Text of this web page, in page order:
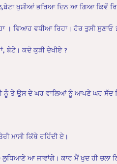
ਖੁਸ਼ੀਆਂ ਭਰਿਆ ਦਿਨ ਆ ਗਿਆ ਕਿਵੇਂ
। ਵਿਆਹ ਵਧੀਆ ਰਿਹਾ। ਹੋਰ ਤੁਸੀ ਸੁਣਾਓ
ਬੇਟੇ। ਕਦੋ ਕੁੜੀ ਦੇਖੀਏ ?
ਨੂੰ ਤੇ ਉਸ ਦੇ ਘਰ ਵਾਲਿਆਂ ਨੂੰ ਆਪਣੇ ਘਰ ਸੱਦ
ਮਾਸੀ ਕਿੱਥੇ ਰਹਿੰਦੀ ਏ।
ਆ ਜਾਵਾਂਗੇ। ਕਾਰ ਮੈਂ ਖੁਦ ਹੀ ਚਲਾ